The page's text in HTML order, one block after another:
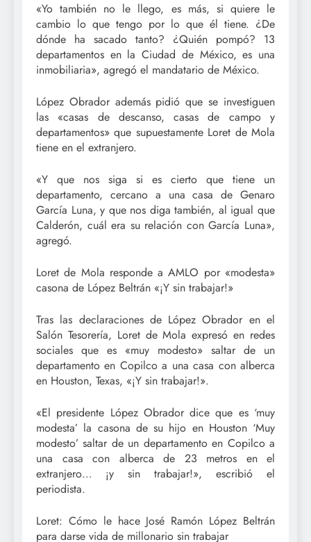
«Yo también no le llego, es más, si quiere le
cambio lo que tengo por lo que él tiene. ¿De
dónde ha sacado tanto? ¿Quién pompó? 13
departamentos en la Ciudad de México, es una
inmobiliaria», agregó el mandatario de México.
López Obrador además pidió que se investiguen
las «casas de descanso, casas de campo y
departamentos» que supuestamente Loret de Mola
tiene en el extranjero.
«Y que nos siga si es cierto que tiene un
departamento, cercano a una casa de Genaro
García Luna, y que nos diga también, al igual que
Calderón, cuál era su relación con García Luna»,
agregó.
Loret de Mola responde a AMLO por «modesta»
casona de López Beltrán «¡Y sin trabajar!»
Tras las declaraciones de López Obrador en el
Salón Tesorería, Loret de Mola expresó en redes
sociales que es «muy modesto» saltar de un
departamento en Copilco a una casa con alberca
en Houston, Texas, «¡Y sin trabajar!».
«El presidente López Obrador dice que es ‘muy
modesta’ la casona de su hijo en Houston ‘Muy
modesto’ saltar de un departamento en Copilco a
una casa con alberca de 23 metros en el
extranjero… ¡y sin trabajar!», escribió el
periodista.
Loret: Cómo le hace José Ramón López Beltrán
para darse vida de millonario sin trabajar